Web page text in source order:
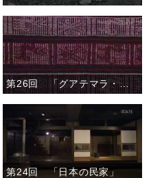
第26回 「グアテマラ・幻の巻きスカート」
第24回 「日本の民家」